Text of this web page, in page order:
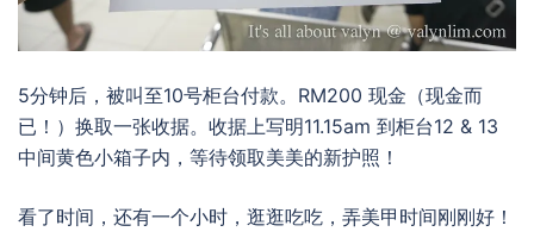
5分钟后，被叫至10号柜台付款。RM200 现金（现金而
已！）换取一张收据。收据上写明11.15am 到柜台12 & 13
中间黄色小箱子内，等待领取美美的新护照！
看了时间，还有一个小时，逛逛吃吃，弄美甲时间刚刚好！